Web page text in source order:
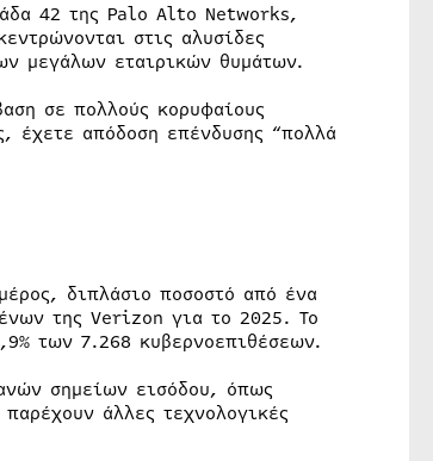
42 της Palo Alto Networks,
στις αλυσίδες
μεγάλων εταιρικών θυμάτων.
σε πολλούς κορυφαίους
έχετε απόδοση επένδυσης “πολλά
διπλάσιο ποσοστό από ένα
της Verizon για το 2025. Το
των 7.268 κυβερνοεπιθέσεων.
σημείων εισόδου, όπως
άλλες τεχνολογικές